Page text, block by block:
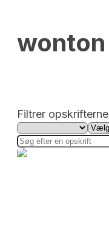
wonton
Filtrer opskrifterne